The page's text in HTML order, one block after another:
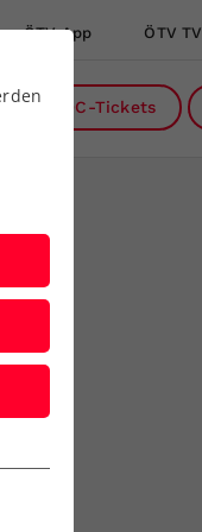
ÖTV App ÖTV TV
DC-Tickets